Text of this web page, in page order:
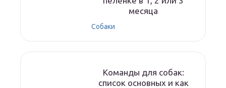
месяца
Собаки
Команды для собак:
список основных и как